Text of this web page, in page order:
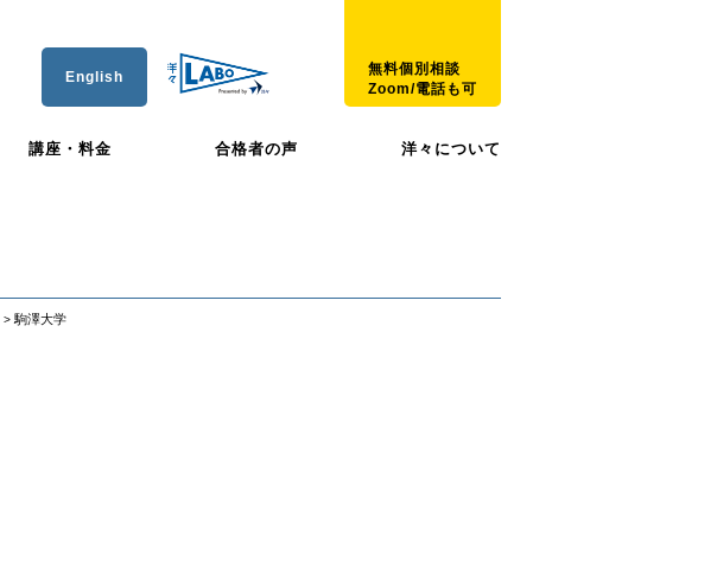
English
無料個別相談
Zoom/電話も可
講座・料金 合格者の声 洋々について
> 駒澤大学